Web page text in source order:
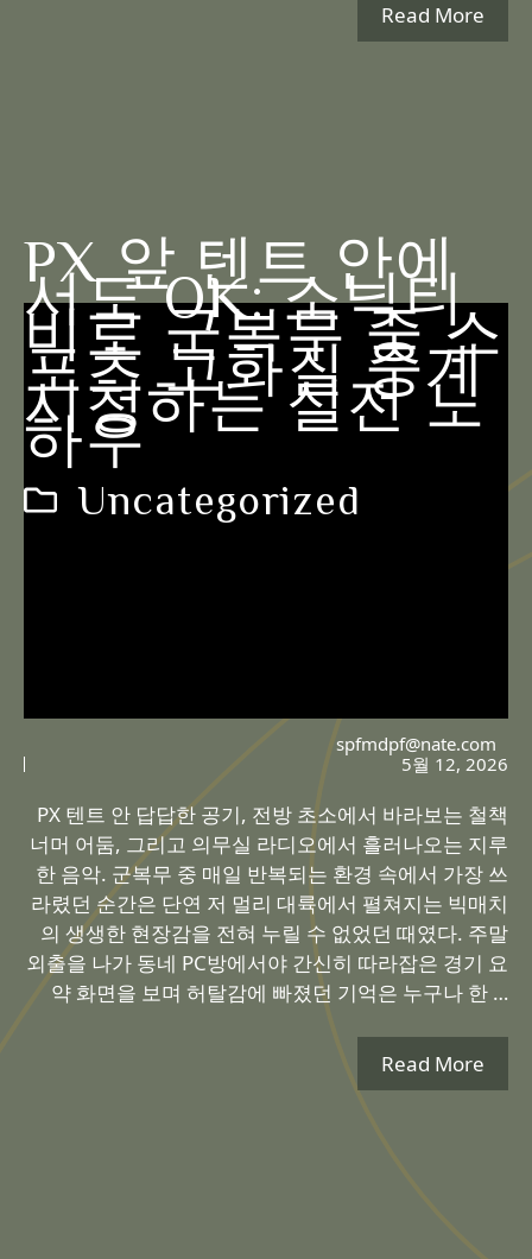
Read More
PX 앞 텐트 안에
서도 OK: 소닉티
비로 군복무 중 스
포츠 고화질 중계
시청하는 실전 노
하우
Uncategorized
spfmdpf@nate.com
5월 12, 2026
PX 텐트 안 답답한 공기, 전방 초소에서 바라보는 철책
너머 어둠, 그리고 의무실 라디오에서 흘러나오는 지루
한 음악. 군복무 중 매일 반복되는 환경 속에서 가장 쓰
라렸던 순간은 단연 저 멀리 대륙에서 펼쳐지는 빅매치
의 생생한 현장감을 전혀 누릴 수 없었던 때였다. 주말
외출을 나가 동네 PC방에서야 간신히 따라잡은 경기 요
약 화면을 보며 허탈감에 빠졌던 기억은 누구나 한 …
Read More